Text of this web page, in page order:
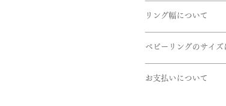
が付いてきます。
内容は上記にありま
配達日時指定ご希望
ださいませ。確認後
せていただきます。
商品到着後、７日以
さいませ。
取扱い金属
・K10(イエロー・ピ
リング幅について
デザインにより最
リングのボリューム
いただけたらと思い
ベビーリングのサイズ
きます。
お支払いについて